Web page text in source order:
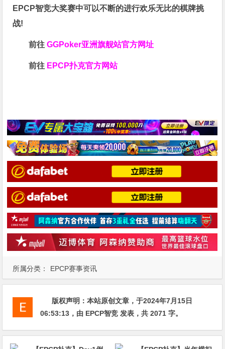
所属分类： EPCP赛事资讯
EPCP智竞大奖赛中可以不断的进行欢乐无比的棋牌挑
战!
前往GGPoker亚洲旗舰站官方网址
前往 EPCP扑克官方网站
版权声明：本站原创文章，于2024年7月15日
06:53:13 ，由 EPCP智竞 发表，共 2071 字。